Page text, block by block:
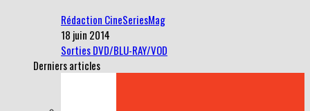
Rédaction CineSeriesMag
18 juin 2014
Sorties DVD/BLU-RAY/VOD
Derniers articles